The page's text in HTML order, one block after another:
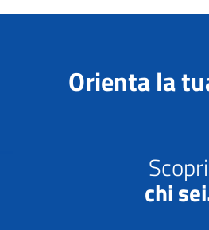
Orienta la
Scopri
chi